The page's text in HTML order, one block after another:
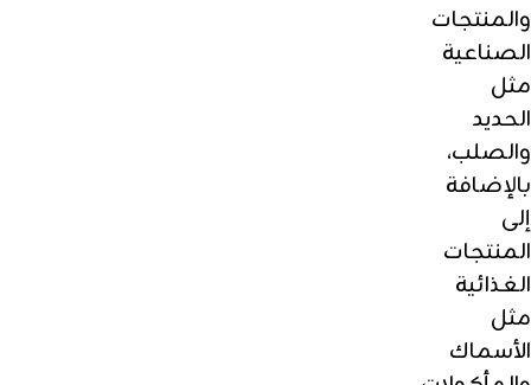
والمنتجات
الصناعية
مثل
الحديد
والصلب،
بالإضافة
إلى
المنتجات
الغذائية
مثل
الأسماك